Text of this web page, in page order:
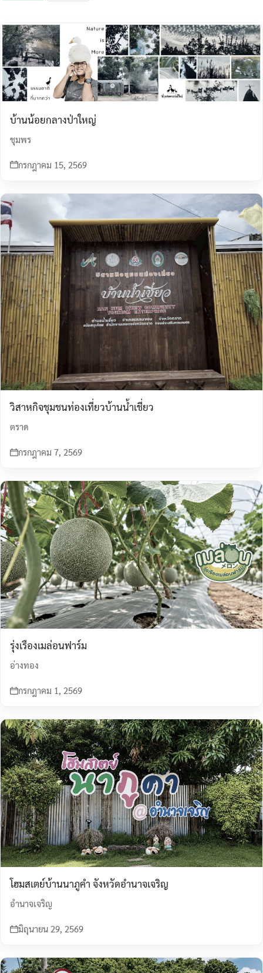
บ้านน้อยกลางป่าใหญ่
ชุมพร
กรกฎาคม 15, 2569
วิสาหกิจชุมชนท่องเที่ยวบ้านน้ำเชี่ยว
ตราด
กรกฎาคม 7, 2569
รุ่งเรืองเมล่อนฟาร์ม
อ่างทอง
กรกฎาคม 1, 2569
โฮมสเตย์บ้านนาภูคำ จังหวัดอำนาจเจริญ
อำนาจเจริญ
มิถุนายน 29, 2569